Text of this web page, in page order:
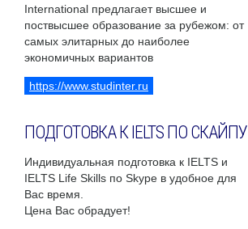
International предлагает высшее и
поствысшее образование за рубежом: от
самых элитарных до наиболее
экономичных вариантов
https://www.studinter.ru
ПОДГОТОВКА К IELTS ПО СКАЙПУ
Индивидуальная подготовка к IELTS и
IELTS Life Skills по Skype в удобное для
Вас время.
Цена Вас обрадует!